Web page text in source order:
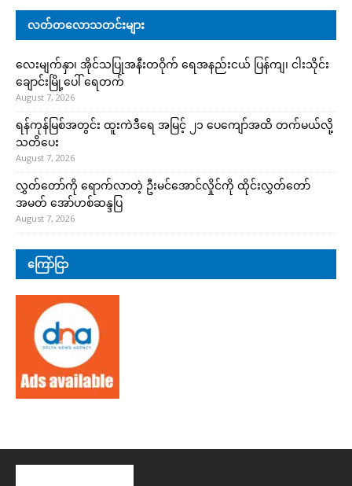
လတ်တလောသတင်းများ
လေးမျက်နှာ၊ အိုင်သပြုအနီးတဝိုက် ရေအနည်းငယ် ပြန်ကျ၊ ငါးသိုင်း
ချောင်းမြို့ပေါ် ရေတက်
August 7, 2026
ရန်ကုန်မြစ်အတွင်း ထူးကဲဒီရေ အ​မြင့် ၂၁ ပေကျော်အထိ တက်မယ်လို့
သတိပေး
August 7, 2026
လွှတ်တော်ကို ရောက်လာတဲ့ ဦးမင်အောင်လှိုင်ကို ထိုင်းလွှတ်တော်
အမတ် အော်ဟစ်ဆန္ဒပြ
August 7, 2026
ကြော်ငြာ